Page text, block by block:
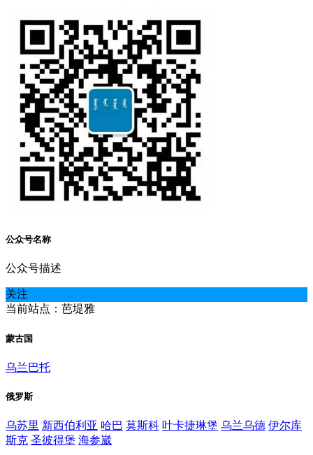
公众号名称
公众号描述
关注
当前站点：芭堤雅
蒙古国
乌兰巴托
俄罗斯
乌苏里 新西伯利亚 哈巴 莫斯科 叶卡捷琳堡 乌兰乌德 伊尔库
斯克 圣彼得堡 海参崴